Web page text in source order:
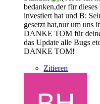
bedanken,der für
investiert hat und B:
gesetzt hat,nur um uns
DANKE TOM für
das Update alle Bugs
DANKE TOM!
Zitieren